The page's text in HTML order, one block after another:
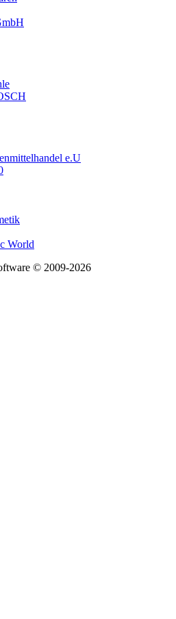
e.U
World
© 2009-2026